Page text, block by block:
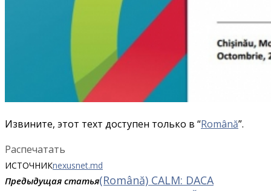
Извините, этот техт доступен только в “Română”.
Распечатать
ИСТОЧНИКnexusnet.md
Предыдущая статья(Română) CALM: DACA